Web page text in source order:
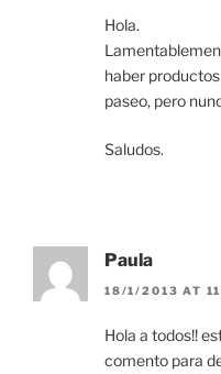
Hola.
haber
paseo, pero
Saludos.
Paula
18/1/2013 AT
Hola a todos!!
comento para